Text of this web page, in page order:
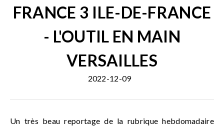
FRANCE 3 ILE-DE-FRANCE
- L'OUTIL EN MAIN
VERSAILLES
2022-12-09
Un très beau reportage de la rubrique hebdomadaire